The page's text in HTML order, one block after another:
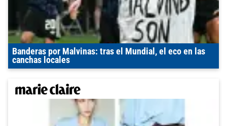
Banderas por Malvinas: tras el Mundial, el eco en las
canchas locales